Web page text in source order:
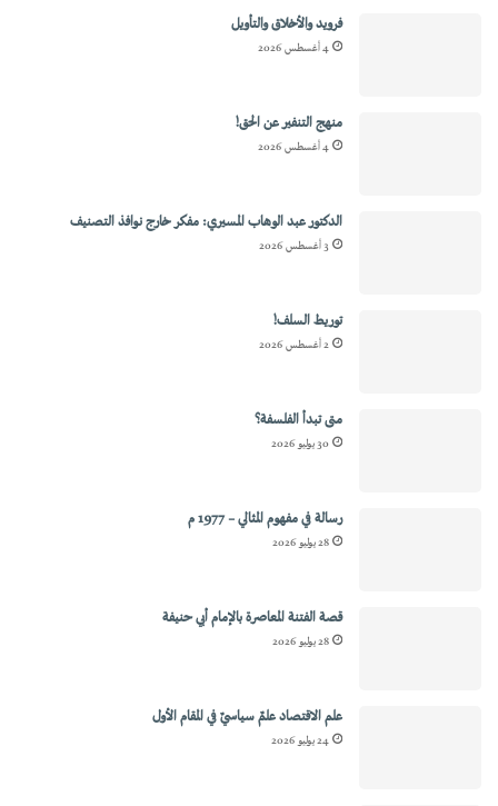
فرويد والأخلاق والتأويل
4 أغسطس 2026
منهج التنفير عن الحق!
4 أغسطس 2026
الدكتور عبد الوهاب المسيري: مفكر خارج نوافذ التصنيف
3 أغسطس 2026
توريط السلف!
2 أغسطس 2026
متى تبدأ الفلسفة؟
30 يوليو 2026
رسالة في مفهوم المثالي – 1977 م
28 يوليو 2026
قصة الفتنة المعاصرة بالإمام أبي حنيفة
28 يوليو 2026
علم الاقتصاد علمٌ سياسيٌ في المقام الأول
24 يوليو 2026